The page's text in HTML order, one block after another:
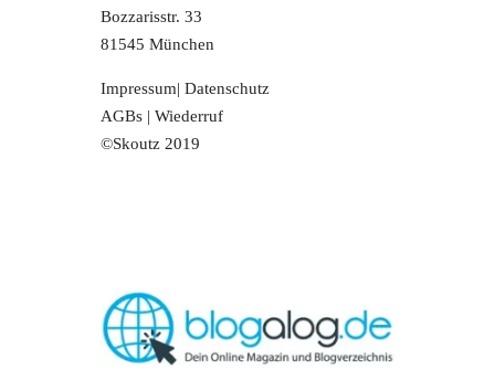
Bozzarisstr. 33
81545 München
Impressum|Datenschutz
AGBs |Wiederruf
©Skoutz 2019